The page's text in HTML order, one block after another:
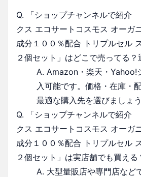
Q. 「ショップチャンネルで紹介
クス エコサートコスモス オーガ
成分１００％配合 トリプルセル
２個セット」はどこで売ってる？
A. Amazon・楽天・Yahoo!
入可能です。価格・在庫・
最適な購入先を選びましょう
Q. 「ショップチャンネルで紹介
クス エコサートコスモス オーガ
成分１００％配合 トリプルセル
２個セット」は実店舗でも買える
A. 大型量販店や専門店など